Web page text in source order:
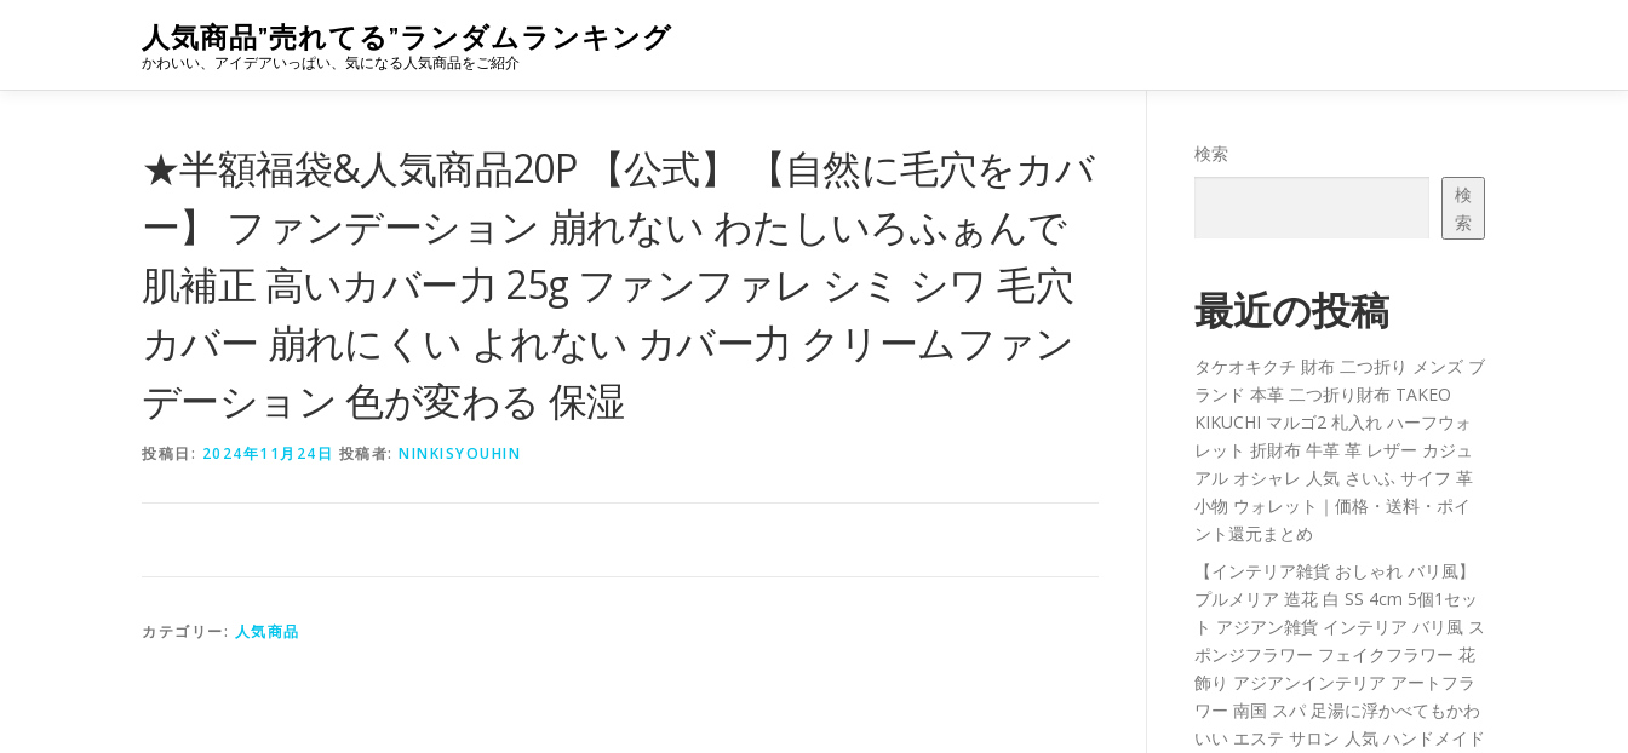
ン
人気商品”売れてる”ランダムランキング
かわいい、アイデアいっぱい、気になる人気商品をご紹介
★半額福袋&人気商品20P 【公式】 【自然に毛穴をカバ
ー】 ファンデーション 崩れない わたしいろふぁんで
肌補正 高いカバー力 25g ファンファレ シミ シワ 毛穴
カバー 崩れにくい よれない カバー力 クリームファン
デーション 色が変わる 保湿
投稿日: 2024年11月24日 投稿者: NINKISYOUHIN
カテゴリー: 人気商品
検索
検
索
最近の投稿
タケオキクチ 財布 二つ折り メンズ ブ
ランド 本革 二つ折り財布 TAKEO
KIKUCHI マルゴ2 札入れ ハーフウォ
レット 折財布 牛革 革 レザー カジュ
アル オシャレ 人気 さいふ サイフ 革
小物 ウォレット｜価格・送料・ポイ
ント還元まとめ
【インテリア雑貨 おしゃれ バリ風】
プルメリア 造花 白 SS 4cm 5個1セッ
ト アジアン雑貨 インテリア バリ風 ス
ポンジフラワー フェイクフラワー 花
飾り アジアンインテリア アートフラ
ワー 南国 スパ 足湯に浮かべてもかわ
いい エステ サロン 人気 ハンドメイド